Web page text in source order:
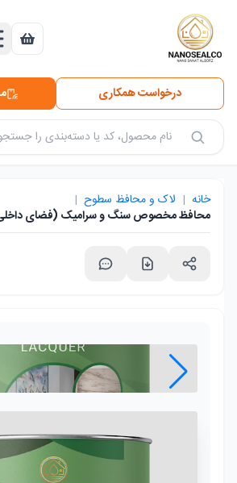
درخواست همکاری
جستجو در محصولات
خانه | لاک و محافظ سطوح |
محافظ مخصوص سنگ و سرامیک (فضای